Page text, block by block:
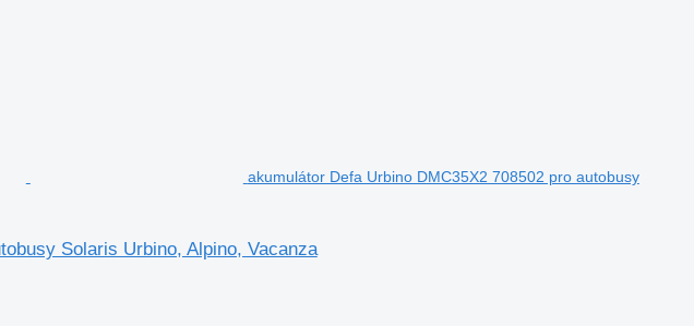
akumulátor Defa Urbino DMC35X2 708502 pro autobusy
Solaris Urbino, Alpino, Vacanza